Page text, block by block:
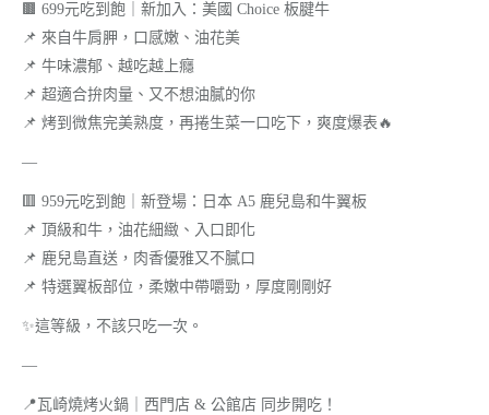
🟫 699元吃到飽｜新加入：美國 Choice 板腱牛
📌 來自牛肩胛，口感嫩、油花美
📌 牛味濃郁、越吃越上癮
📌 超適合拚肉量、又不想油膩的你
📌 烤到微焦完美熟度，再捲生菜一口吃下，爽度爆表🔥
—
🟥 959元吃到飽｜新登場：日本 A5 鹿兒島和牛翼板
📌 頂級和牛，油花細緻、入口即化
📌 鹿兒島直送，肉香優雅又不膩口
📌 特選翼板部位，柔嫩中帶嚼勁，厚度剛剛好
✨這等級，不該只吃一次。
—
📍瓦崎燒烤火鍋｜西門店 & 公館店 同步開吃！